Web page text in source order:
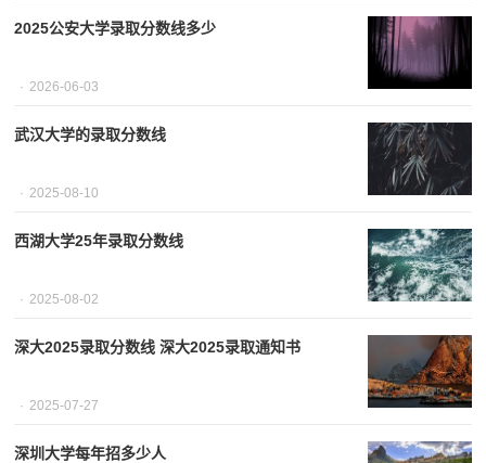
2025公安大学录取分数线多少
2026-06-03
武汉大学的录取分数线
2025-08-10
西湖大学25年录取分数线
2025-08-02
深大2025录取分数线 深大2025录取通知书
2025-07-27
深圳大学每年招多少人